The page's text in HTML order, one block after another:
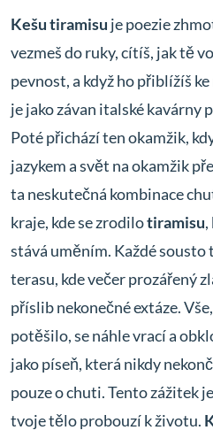
Kešu tiramisu je poezie
vezmeš do ruky, cítíš, jak tě
pevnost, a když ho přiblížíš
je jako závan italské kavárny
Poté přichází ten okamžik,
jazykem a svět na okamžik
ta neskutečná kombinace
kraje, kde se zrodilotiramisu,
stává uměním. Každé
terasu, kde večer prozářený
příslib nekonečné extáze.
potěšilo, se náhle vrací a
jako píseň, která nikdy
pouze o chuti. Tento zážitek
tvoje tělo probouzí k životu.